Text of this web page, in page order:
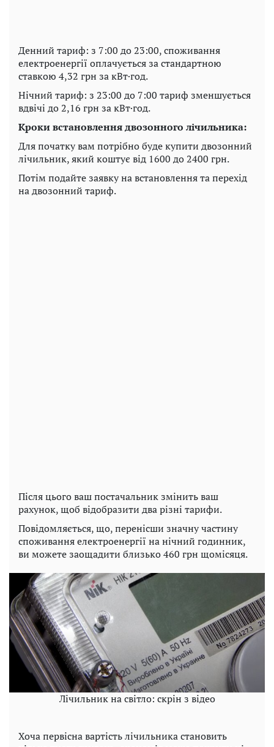
Денний тариф: з 7:00 до 23:00, споживання
електроенергії оплачується за стандартною
ставкою 4,32 грн за кВт·год.
Нічний тариф: з 23:00 до 7:00 тариф зменшується
вдвічі до 2,16 грн за кВт·год.
Кроки встановлення двозонного лічильника:
Для початку вам потрібно буде купити двозонний
лічильник, який коштує від 1600 до 2400 грн.
Потім подайте заявку на встановлення та перехід
на двозонний тариф.
Після цього ваш постачальник змінить ваш
рахунок, щоб відобразити два різні тарифи.
Повідомляється, що, перенісши значну частину
споживання електроенергії на нічний годинник,
ви можете заощадити близько 460 грн щомісяця.
Лічильник на світло: скрін з відео
Хоча первісна вартість лічильника становить